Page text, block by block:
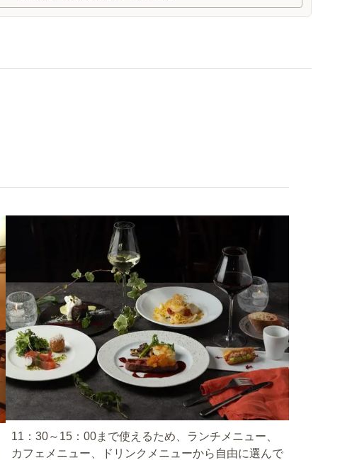
11：30～15：00まで使えるため、ランチメニュー、
カフェメニュー、ドリンクメニューから自由に選んで